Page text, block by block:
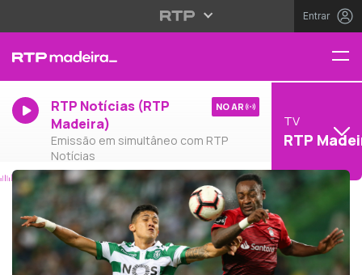
Entrar
RTP Notícias (RTP
Madeira)
Emissão em simultâneo com RTP
Notícias
NO AR
TV
RTP